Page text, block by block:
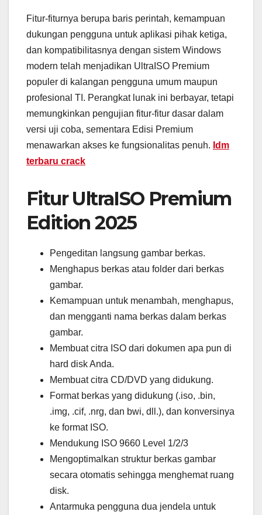
Fitur-fiturnya berupa baris perintah, kemampuan
dukungan pengguna untuk aplikasi pihak ketiga,
dan kompatibilitasnya dengan sistem Windows
modern telah menjadikan UltraISO Premium
populer di kalangan pengguna umum maupun
profesional TI. Perangkat lunak ini berbayar, tetapi
memungkinkan pengujian fitur-fitur dasar dalam
versi uji coba, sementara Edisi Premium
menawarkan akses ke fungsionalitas penuh. Idm
terbaru crack
Fitur UltraISO Premium
Edition 2025
Pengeditan langsung gambar berkas.
Menghapus berkas atau folder dari berkas
gambar.
Kemampuan untuk menambah, menghapus,
dan mengganti nama berkas dalam berkas
gambar.
Membuat citra ISO dari dokumen apa pun di
hard disk Anda.
Membuat citra CD/DVD yang didukung.
Format berkas yang didukung (.iso, .bin,
.img, .cif, .nrg, dan bwi, dll.), dan konversinya
ke format ISO.
Mendukung ISO 9660 Level 1/2/3
Mengoptimalkan struktur berkas gambar
secara otomatis sehingga menghemat ruang
disk.
Antarmuka pengguna dua jendela untuk